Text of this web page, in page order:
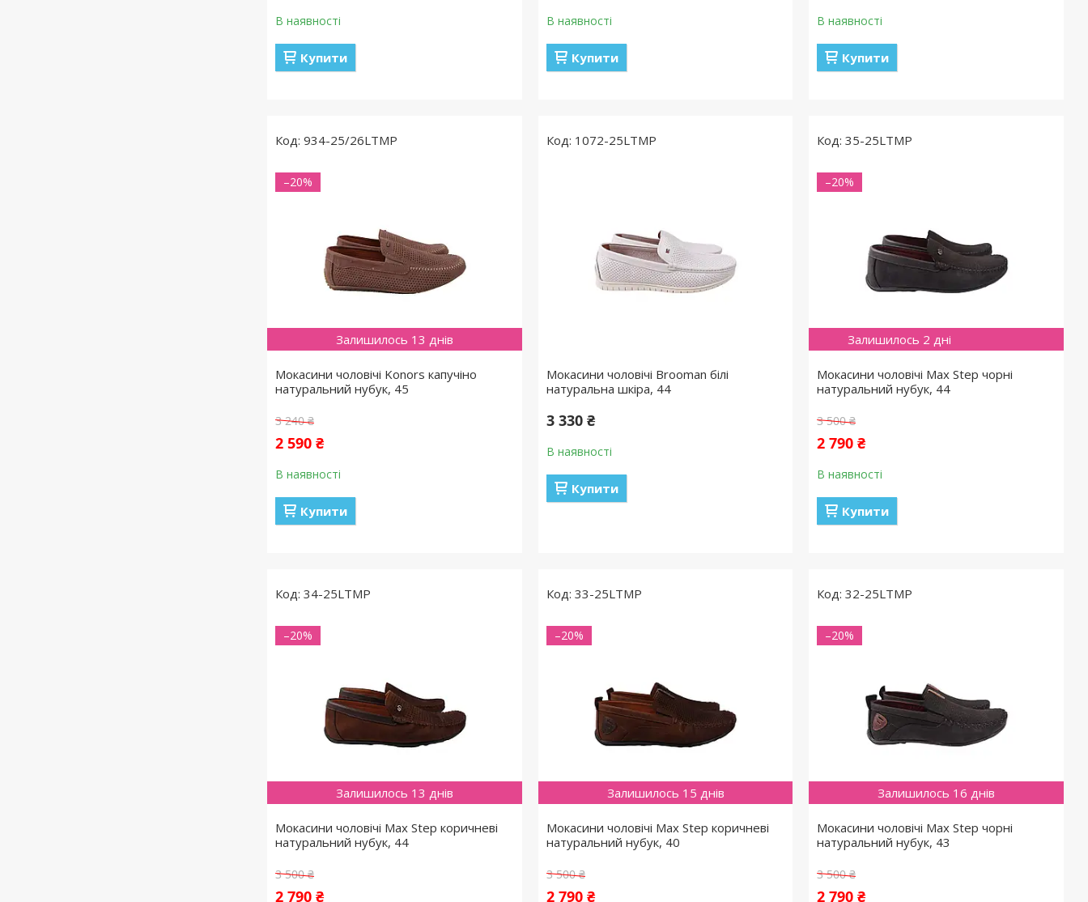
В наявності
Купити
В наявності
Купити
В наявності
Купити
934-25/26LTMP
Залишилось 13 днів
–20%
Мокасини чоловічі Konors капучіно
натуральний нубук, 45
3 240 ₴
2 590 ₴
В наявності
Купити
1072-25LTMP
Мокасини чоловічі Brooman білі
натуральна шкіра, 44
3 330 ₴
В наявності
Купити
35-25LTMP
Залишилось 2 дні
–20%
Мокасини чоловічі Max Step чорні
натуральний нубук, 44
3 500 ₴
2 790 ₴
В наявності
Купити
34-25LTMP
Залишилось 13 днів
–20%
Мокасини чоловічі Max Step коричневі
натуральний нубук, 44
3 500 ₴
2 790 ₴
33-25LTMP
Залишилось 15 днів
–20%
Мокасини чоловічі Max Step коричневі
натуральний нубук, 40
3 500 ₴
2 790 ₴
32-25LTMP
Залишилось 16 днів
–20%
Мокасини чоловічі Max Step чорні
натуральний нубук, 43
3 500 ₴
2 790 ₴